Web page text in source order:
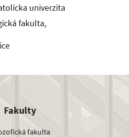
univerzita
fakulta,
Fakulty
fakulta